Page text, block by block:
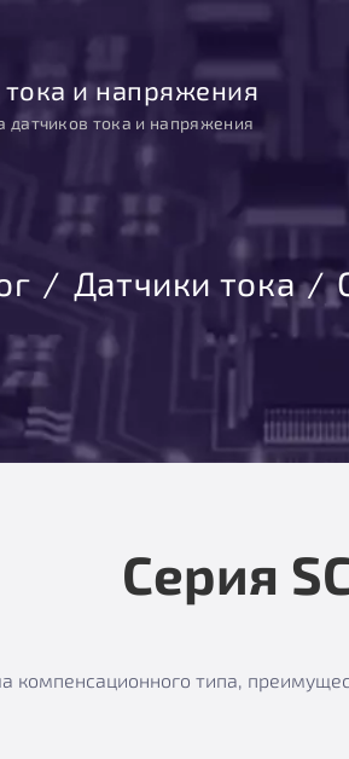
и напряжения
тока и напряжения
Датчики тока
Серия
компенсационного типа,